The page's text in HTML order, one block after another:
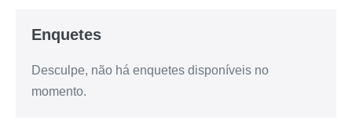
Enquetes
Desculpe, não há enquetes disponíveis no
momento.